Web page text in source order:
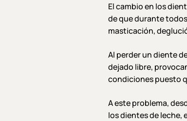
El cambio en los
de que durante
masticación,
Al perder un diente
dejado libre,
condiciones puesto
A este problema,
los dientes de leche,